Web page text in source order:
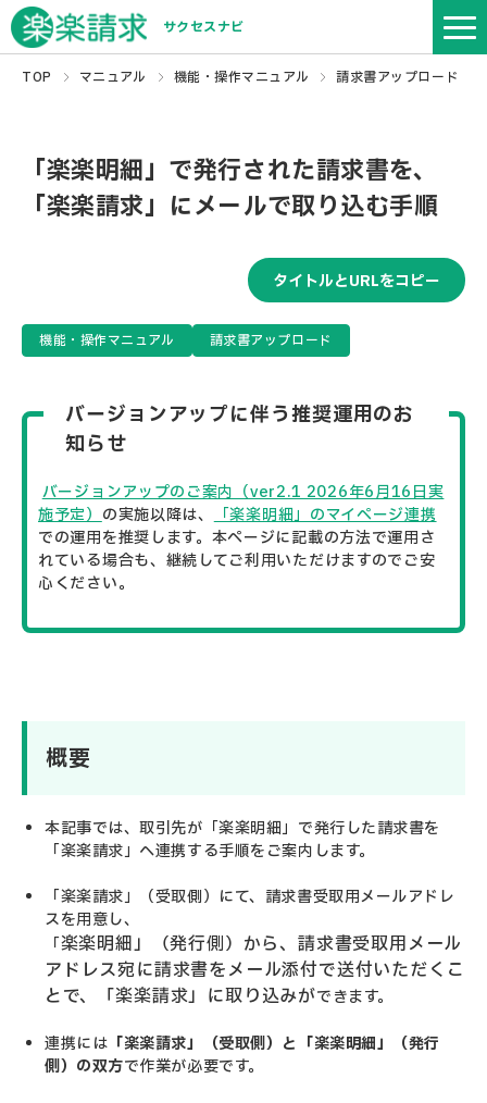
サクセスナビ
TOP マニュアル 機能・操作マニュアル 請求書アップロード
「楽楽明細」で発行された請求書を、
「楽楽請求」にメールで取り込む手順
タイトルとURLをコピー
機能・操作マニュアル 請求書アップロード
バージョンアップに伴う推奨運用のお
知らせ
バージョンアップのご案内（ver2.1 2026年6月16日実
施予定） の実施以降は、
「楽楽明細」のマイページ連携
での運用を推奨します。本ページに記載の方法で運用さ
れている場合も、継続してご利用いただけますのでご安
心ください。
概要
本記事では、取引先が「楽楽明細」で発行した請求書を
「楽楽請求」へ連携する手順をご案内します。
「楽楽請求」（受取側）にて、請求書受取用メールアドレ
スを用意し、
「楽楽明細」（発行側）から、請求書受取用メール
アドレス宛に請求書をメール添付で送付いただくこ
とで、「楽楽請求」に取り込みができます。
連携には 「楽楽請求」（受取側）と「楽楽明細」（発行
側）の双方で作業が必要です。